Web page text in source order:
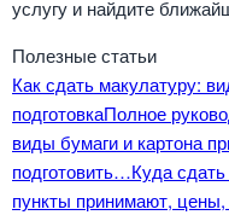
услугу и найдите
Полезные статьи
Как сдать макулатуру:
подготовкаПолное
виды бумаги и картона
подготовить…Куда сдать
пункты принимают, цены,